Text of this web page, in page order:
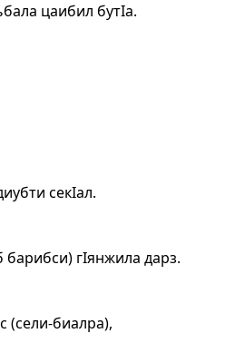
цаибил бутIа.
секIал.
барибси) гIянжила дарз.
(сели-биалра),